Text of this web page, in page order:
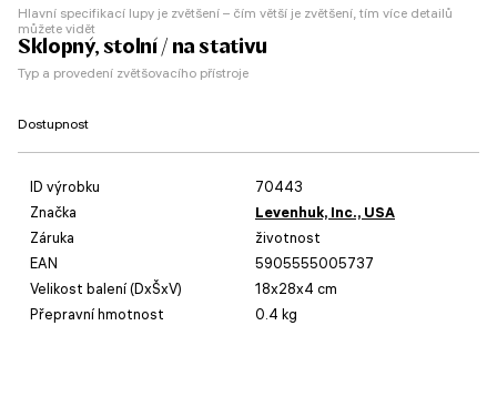
Hlavní specifikací lupy je zvětšení – čím větší je zvětšení, tím více detailů
můžete vidět
Sklopný, stolní / na stativu
Typ a provedení zvětšovacího přístroje
Dostupnost
ID výrobku
70443
Značka
Levenhuk, Inc., USA
Záruka
životnost
EAN
5905555005737
Velikost balení (DxŠxV)
18x28x4 cm
Přepravní hmotnost
0.4 kg